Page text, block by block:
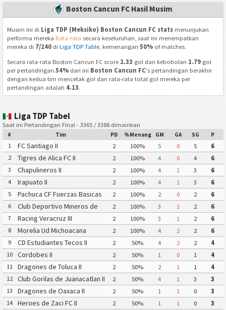
Boston Cancun FC Hasil Musim
Musim ini di Liga TDP (Meksiko) Boston Cancun FC statsmenunjukan
performa mereka Rata-rata secara keseluruhan, saat ini menempatkan
mereka di 7/240di Liga TDP Table, kemenangan 50%of matches.
Secara rata-rata Boston Cancun FC score 2.33 gol dan kebobolan 1.79gol
per pertandingan.54%dari ini Boston Cancun FC's pertandingan berakhir
dengan kedua tim mencetak gol dan rata-rata total gol mereka per
pertandingan adalah 4.13.
Liga TDP Tabel
Saat ini Pertandingan Final - 3365 / 3388 dimainkan
# Tim PD %Menang GM GA SG P
1 FC Santiago II 2 100% 5 0 5
6
2
Tigres de Alica FC II 2 100% 4 0 4
6
3
Chapulineros II 2 100% 4 1 3
6
4
Irapuato II 2 100% 4 1 3
6
5
Pachuca CF Fuerzas Basicas
Pachuca CF III
2 100% 2 0 2
6
6
Club Deportivo Mineros de
Zacatecas II
2 100% 3 1 2
6
7
Racing Veracruz III 2 100% 3 1 2
6
8
Morelia Ud Michoacana 2 100% 4 2 2
6
9
CD Estudiantes Tecos II 2 50% 4 2 2
4
10
Cordobes II 2 50% 1 0 1
4
11
Dragones de Toluca II 2 50% 2 1 1
4
12
Club Gorilas de Juanacatlan II 2 50% 4 1 3
3
13
Dragones de Oaxaca II 2 50% 1 1 0
3
14
Heroes de Zaci FC II 2 50% 1 1 0
3